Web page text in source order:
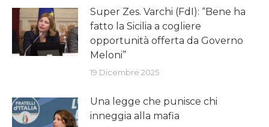
Super Zes. Varchi (FdI): “Bene ha
fatto la Sicilia a cogliere
opportunità offerta da Governo
Meloni”
19 Dicembre 2025
Una legge che punisce chi
inneggia alla mafia